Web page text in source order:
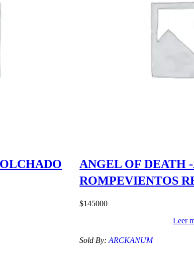
ANGEL OF DEATH
ROMPEVIENTOS
$145000
Leer
Sold By:ARCKANUM